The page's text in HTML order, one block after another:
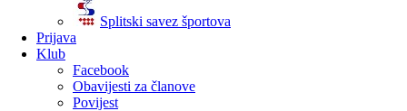
Splitski savez športova
Prijava
Klub
Facebook
Obavijesti za članove
Povijest